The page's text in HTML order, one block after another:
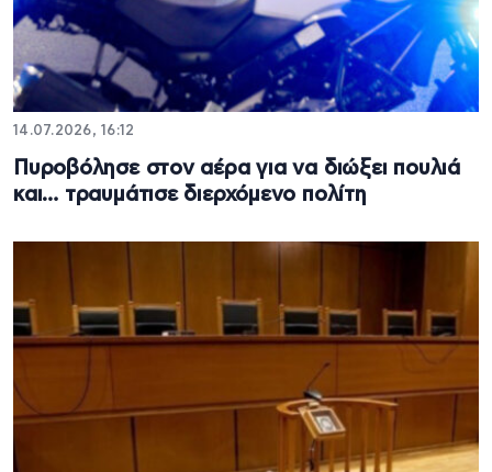
14.07.2026, 16:12
Πυροβόλησε στον αέρα για να διώξει πουλιά
και… τραυμάτισε διερχόμενο πολίτη